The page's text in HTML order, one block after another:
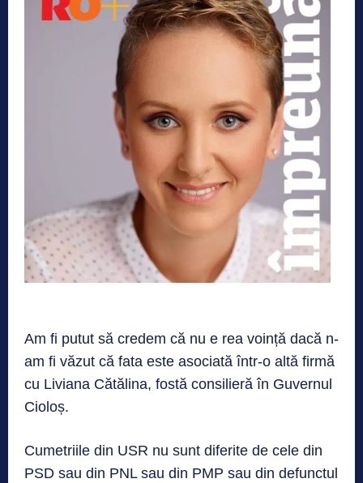
Am fi putut să credem că nu e rea voință dacă n-
am fi văzut că fata este asociată într-o altă firmă
cu Liviana Cătălina, fostă consilieră în Guvernul
Cioloș.
Cumetriile din USR nu sunt diferite de cele din
PSD sau din PNL sau din PMP sau din defunctul